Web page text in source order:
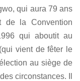
qui aura 79 ans
de la Convention
qui aboutit au
vient de fêter le
au siège de
circonstances. Il